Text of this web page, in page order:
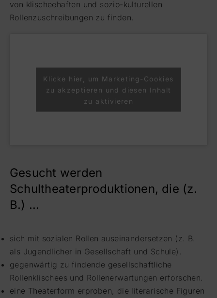
von klischeehaften und sozio-kulturellen
Rollenzuschreibungen zu finden.
Klicke hier, um Marketing-Cookies
zu akzeptieren und diesen Inhalt
zu aktivieren
Gesucht werden
Schultheaterproduktionen, die (z.
B.) …
sich mit sozialen Rollen auseinandersetzen (z. B.
als Jugendlicher in Gesellschaft und Schule).
gegenwärtig zu findende gesellschaftliche
Rollenklischees und Rollenerwartungen erforschen.
eine Theaterform erproben, die literarische Figuren